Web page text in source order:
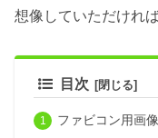
想像していただけれ
目次
ファビコン用画像